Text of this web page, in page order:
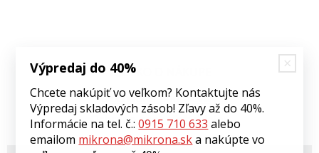
VŠETKO O NÁKUPE
Obchodné podmienky
Ochrana osobných údajov
Výpredaj do 40%
Chcete nakúpiť vo veľkom? Kontaktujte nás
Výpredaj skladových zásob! Zľavy až do 40%.
Informácie na tel. č.:0915 710 633 alebo
emailom mikrona@mikrona.ska nakúpte vo